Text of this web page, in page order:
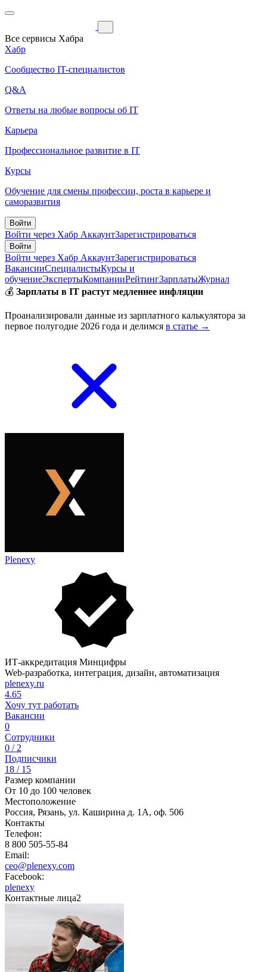
Все сервисы Хабра
Хабр
Сообщество IT-специалистов
Q&A
Ответы на любые вопросы об IT
Карьера
Профессиональное развитие в IT
Курсы
Обучение для смены профессии, роста в карьере и
саморазвития
Войти
Войти через Хабр АккаунтЗарегистрироваться
Войти
Войти через Хабр АккаунтЗарегистрироваться
ВакансииСпециалистыКурсы и
обучениеЭкспертыКомпанииРейтингЗарплатыЖурнал
💰 Зарплаты в IT растут медленнее инфляции
Проанализировали данные из зарплатного калькулятора за
первое полугодие 2026 года и делимся в статье →
Plenexy
ИТ-аккредитация Минцифры
Web-разработка, интеграция, дизайн, автоматизация
plenexy.ru
4.65
Хочу тут работать
Вакансии
0
Сотрудники
0 / 2
Подписчики
18 / 15
Размер компании
От 10 до 100 человек
Местоположение
Россия, Рязань, ул. Каширина д. 1А, оф. 506
Контакты
Телефон:
8 800 505-55-84
Email:
ceo@plenexy.com
Facebook:
plenexy
Контактные лица2